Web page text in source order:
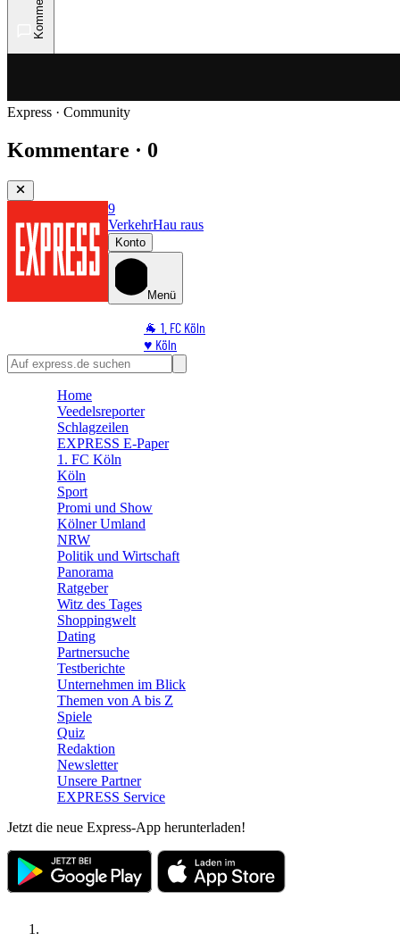
Express · Community
Kommentare · 0
9
VerkehrHau raus
Konto
Menü
🐐 1. FC Köln
♥️ Köln
⭐ Promi
🛒 Shoppingwelt
Home
Veedelsreporter
Schlagzeilen
EXPRESS E-Paper
1. FC Köln
Köln
Sport
Promi und Show
Kölner Umland
NRW
Politik und Wirtschaft
Panorama
Ratgeber
Witz des Tages
Shoppingwelt
Dating
Partnersuche
Testberichte
Unternehmen im Blick
Themen von A bis Z
Spiele
Quiz
Redaktion
Newsletter
Unsere Partner
EXPRESS Service
Jetzt die neue Express-App herunterladen!